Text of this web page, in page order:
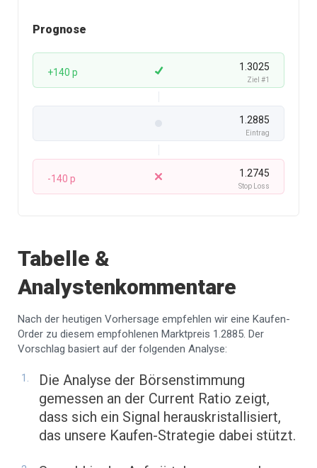
Prognose
+140 p 1.3025
Ziel #1
1.2885
Eintrag
-140 p 1.2745
Stop Loss
Tabelle &
Analystenkommentare
Nach der heutigen Vorhersage empfehlen wir eine Kaufen-
Order zu diesem empfohlenen Marktpreis 1.2885. Der
Vorschlag basiert auf der folgenden Analyse:
Die Analyse der Börsenstimmung
gemessen an der Current Ratio zeigt,
dass sich ein Signal herauskristallisiert,
das unsere Kaufen-Strategie dabei stützt.